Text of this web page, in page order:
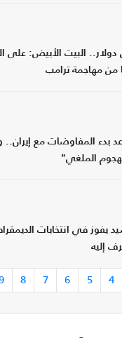
دولار.. البيت الأبيض: على
من مهاجمة ترامب
بدء المفاوضات مع
الملغي"
يفوز في انتخابات
إليه
4
5
6
7
8